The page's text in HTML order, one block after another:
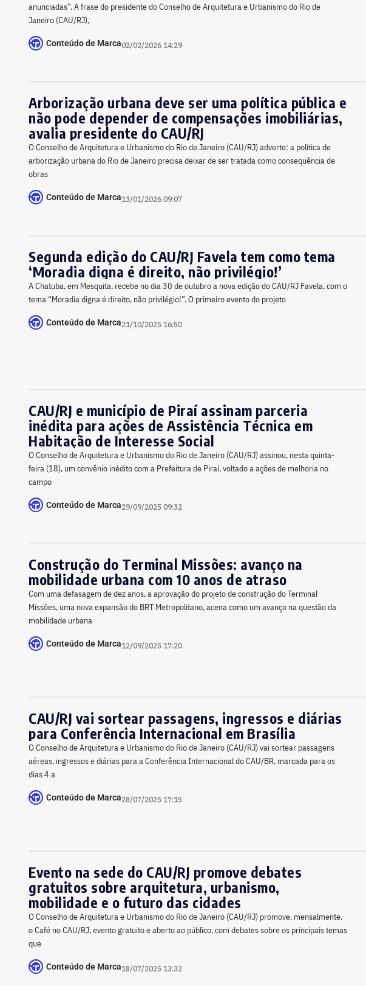
anunciadas”. A frase do presidente do Conselho de Arquitetura e Urbanismo do Rio de
Janeiro (CAU/RJ),
Conteúdo de Marca02/02/2026 14:29
Arborização urbana deve ser uma política pública e
não pode depender de compensações imobiliárias,
avalia presidente do CAU/RJ
O Conselho de Arquitetura e Urbanismo do Rio de Janeiro (CAU/RJ) adverte: a política de
arborização urbana do Rio de Janeiro precisa deixar de ser tratada como consequência de
obras
Conteúdo de Marca13/01/2026 09:07
Segunda edição do CAU/RJ Favela tem como tema
‘Moradia digna é direito, não privilégio!’
A Chatuba, em Mesquita, recebe no dia 30 de outubro a nova edição do CAU/RJ Favela, com o
tema “Moradia digna é direito, não privilégio!”. O primeiro evento do projeto
Conteúdo de Marca21/10/2025 16:50
CAU/RJ e município de Piraí assinam parceria
inédita para ações de Assistência Técnica em
Habitação de Interesse Social
O Conselho de Arquitetura e Urbanismo do Rio de Janeiro (CAU/RJ) assinou, nesta quinta-
feira (18), um convênio inédito com a Prefeitura de Piraí, voltado a ações de melhoria no
campo
Conteúdo de Marca19/09/2025 09:32
Construção do Terminal Missões: avanço na
mobilidade urbana com 10 anos de atraso
Com uma defasagem de dez anos, a aprovação do projeto de construção do Terminal
Missões, uma nova expansão do BRT Metropolitano, acena como um avanço na questão da
mobilidade urbana
Conteúdo de Marca12/09/2025 17:20
CAU/RJ vai sortear passagens, ingressos e diárias
para Conferência Internacional em Brasília
O Conselho de Arquitetura e Urbanismo do Rio de Janeiro (CAU/RJ) vai sortear passagens
aéreas, ingressos e diárias para a Conferência Internacional do CAU/BR, marcada para os
dias 4 a
Conteúdo de Marca28/07/2025 17:15
Evento na sede do CAU/RJ promove debates
gratuitos sobre arquitetura, urbanismo,
mobilidade e o futuro das cidades
O Conselho de Arquitetura e Urbanismo do Rio de Janeiro (CAU/RJ) promove, mensalmente,
o Café no CAU/RJ, evento gratuito e aberto ao público, com debates sobre os principais temas
que
Conteúdo de Marca18/07/2025 13:32